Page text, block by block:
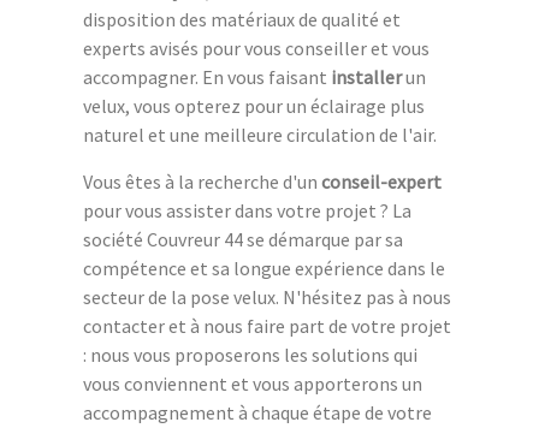
disposition des matériaux de qualité et
experts avisés pour vous conseiller et vous
accompagner. En vous faisant installerun
velux, vous opterez pour un éclairage plus
naturel et une meilleure circulation de l'air.
Vous êtes à la recherche d'un conseil-expert
pour vous assister dans votre projet ? La
société Couvreur 44 se démarque par sa
compétence et sa longue expérience dans le
secteur de la pose velux. N'hésitez pas à nous
contacter et à nous faire part de votre projet
: nous vous proposerons les solutions qui
vous conviennent et vous apporterons un
accompagnement à chaque étape de votre